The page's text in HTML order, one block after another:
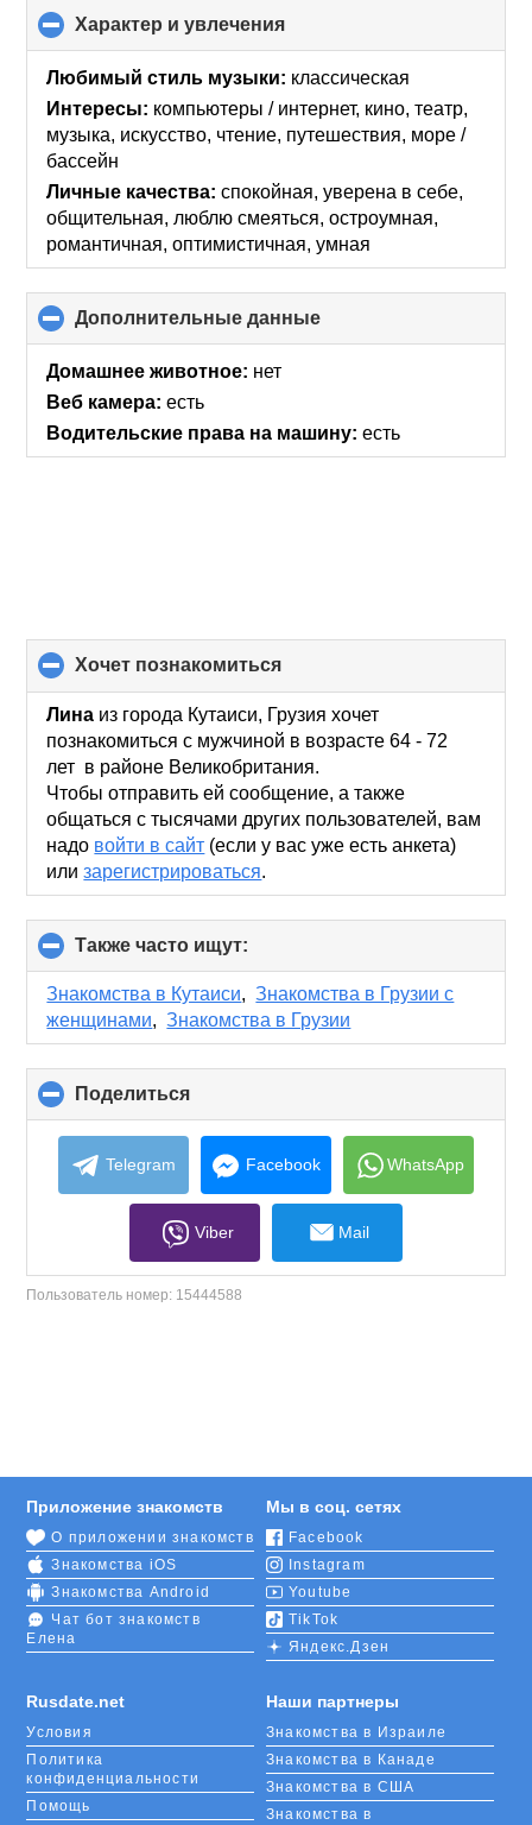
Характер и увлечения
to
collapse
Любимый стиль музыки: классическая
Интересы: компьютеры / интернет, кино, театр,
музыка, искусcтво, чтение, путешествия, море /
бассейн
Личные качества: спокойная, уверена в себе,
общительная, люблю смеяться, остроумная,
романтичная, оптимистичная, умная
Дополнительные данные
to
Домашнее животное: нет
Веб камера: есть
Водительские права на машину: есть
хочет познакомиться
to
collapse
contents
Лина из города Кутаиси, Грузия хочет
познакомиться с мужчиной в возрасте 64 - 72
лет в районе Великобритания.
Чтобы отправить ей сообщение, а также
общаться с тысячами других пользователей, вам
надо войти в сайт (если у вас уже есть анкета)
илизарегистрироваться.
Также часто ищут:
to
collapse
contents
Знакомства в Кутаиси,Знакомства в Грузии с
женщинами,Знакомства в Грузии
Поделиться
to
collapse
contents
Telegram Facebook WhatsApp
Viber Mail
Пользователь номер: 15444588
Rusdate.net
Условия
Политика
конфиденциальности
Помощь
Приложение знакомств
О приложении знакомств
Знакомства iOS
Знакомства Android
Чат бот знакомств
Елена
Мы в соц. сетях
Facebook
Instagram
Youtube
TikTok
Яндекс.Дзен
Наши партнеры
Знакомства в Израиле
Знакомства в Канаде
Знакомства в США
Знакомства в